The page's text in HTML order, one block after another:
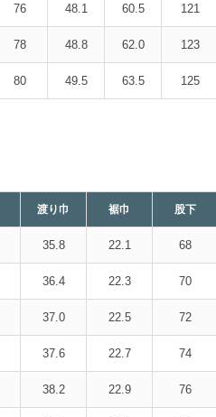
76 48.1 60.5 121
78 48.8 62.0 123
80 49.5 63.5 125
渡り巾 裾巾 股下
35.8 22.1 68
36.4 22.3 70
37.0 22.5 72
37.6 22.7 74
38.2 22.9 76